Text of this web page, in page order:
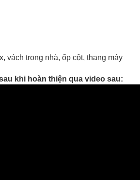
vách trong nhà, ốp cột, thang máy
khi hoàn thiện qua video sau: